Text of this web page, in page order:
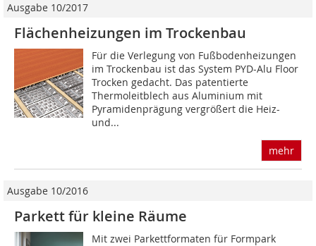
Ausgabe 10/2017
Flächenheizungen im Trockenbau
Für die Verlegung von Fußbodenheizungen
im Trockenbau ist das System PYD-Alu Floor
Trocken gedacht. Das patentierte
Thermoleitblech aus Aluminium mit
Pyramidenprägung vergrößert die Heiz-
und...
mehr
Ausgabe 10/2016
Parkett für kleine Räume
Mit zwei Parkettformaten für Formpark